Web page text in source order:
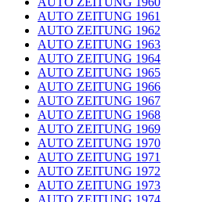
AUTO ZEITUNG 1961
AUTO ZEITUNG 1962
AUTO ZEITUNG 1963
AUTO ZEITUNG 1964
AUTO ZEITUNG 1965
AUTO ZEITUNG 1966
AUTO ZEITUNG 1967
AUTO ZEITUNG 1968
AUTO ZEITUNG 1969
AUTO ZEITUNG 1970
AUTO ZEITUNG 1971
AUTO ZEITUNG 1972
AUTO ZEITUNG 1973
AUTO ZEITUNG 1974